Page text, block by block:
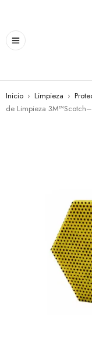
Inicio › Limpieza ›
de Limpieza